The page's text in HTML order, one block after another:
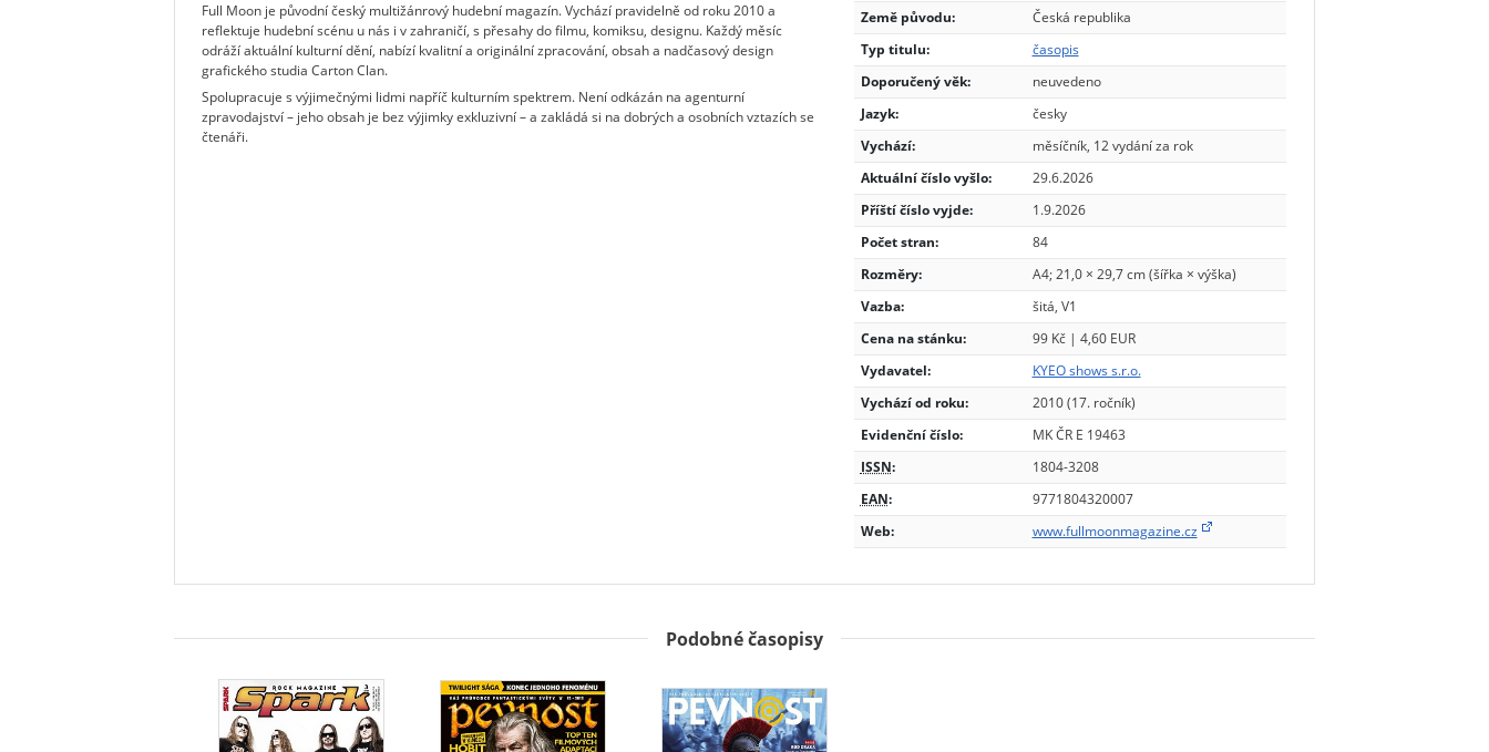
Full Moon je původní český multižánrový hudební magazín. Vychází pravidelně od roku 2010 a
reflektuje hudební scénu u nás i v zahraničí, s přesahy do filmu, komiksu, designu. Každý měsíc
odráží aktuální kulturní dění, nabízí kvalitní a originální zpracování, obsah a nadčasový design
grafického studia Carton Clan.
Spolupracuje s výjimečnými lidmi napříč kulturním spektrem. Není odkázán na agenturní
zpravodajství – jeho obsah je bez výjimky exkluzivní – a zakládá si na dobrých a osobních vztazích se
čtenáři.
Země původu:
Česká republika
Typ titulu:
časopis
Doporučený věk:
neuvedeno
Jazyk:
česky
Vychází:
měsíčník, 12 vydání za rok
Aktuální číslo vyšlo:
29.6.2026
Příští číslo vyjde:
1.9.2026
Počet stran:
84
Rozměry:
A4; 21,0 × 29,7 cm (šířka × výška)
Vazba:
šitá, V1
Cena na stánku:
99 Kč | 4,60 EUR
Vydavatel:
KYEO shows s.r.o.
Vychází od roku:
2010 (17. ročník)
Evidenční číslo:
MK ČR E 19463
ISSN:
1804-3208
EAN:
9771804320007
Web:
www.fullmoonmagazine.cz
Podobné časopisy